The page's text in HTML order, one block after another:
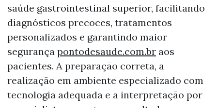
saúde gastrointestinal superior, facilitando
diagnósticos precoces, tratamentos
personalizados e garantindo maior
segurança pontodesaude.com.br aos
pacientes. A preparação correta, a
realização em ambiente especializado com
tecnologia adequada e a interpretação por